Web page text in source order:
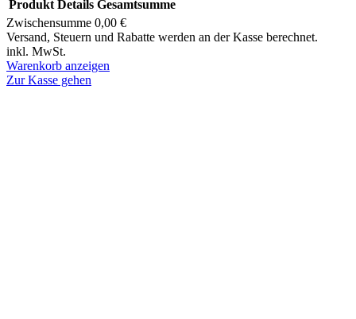
Produkte
im
Warenkorb
Produkt Details Gesamtsumme
Zwischensumme 0,00 €
Versand, Steuern und Rabatte werden an der Kasse berechnet.
inkl. MwSt.
Warenkorb anzeigen
Zur Kasse gehen